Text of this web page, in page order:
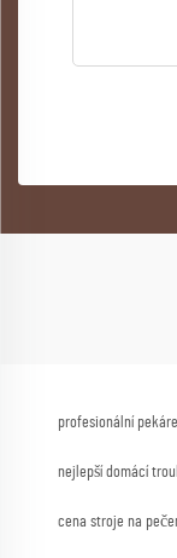
profesionální
nejlepší domácí
cena stroje na